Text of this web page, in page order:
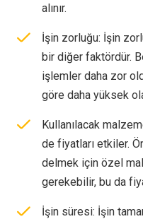
alınır.
İşin zorluğu: İşin
bir diğer faktördür.
işlemler daha zor
göre daha yüksek
Kullanılacak
de fiyatları etkiler.
delmek için özel
gerekebilir, bu da
İşin süresi: İşin